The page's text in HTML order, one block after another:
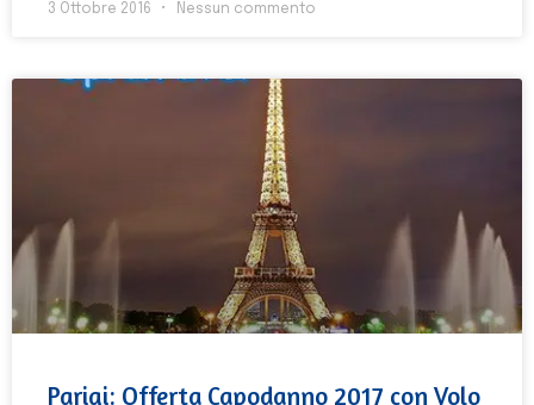
3 Ottobre 2016 Nessun commento
Parigi: Offerta Capodanno 2017 con Volo